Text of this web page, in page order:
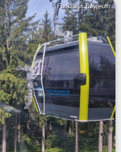
Funkhaus Bayreuth